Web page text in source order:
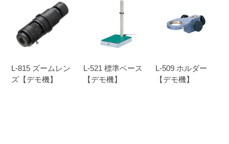
L-815 ズームレン
ズ【デモ機】
L-521 標準ベース
【デモ機】
L-509 ホルダー
【デモ機】